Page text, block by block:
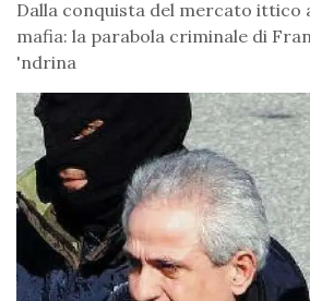
Dalla conquista del mercato ittico
mafia: la parabola criminale di
'ndrina